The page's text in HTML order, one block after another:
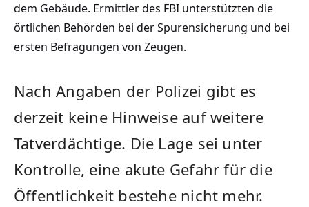
dem Gebäude. Ermittler des FBI unterstützten die
örtlichen Behörden bei der Spurensicherung und bei
ersten Befragungen von Zeugen.
Nach Angaben der Polizei gibt es
derzeit keine Hinweise auf weitere
Tatverdächtige. Die Lage sei unter
Kontrolle, eine akute Gefahr für die
Öffentlichkeit bestehe nicht mehr.